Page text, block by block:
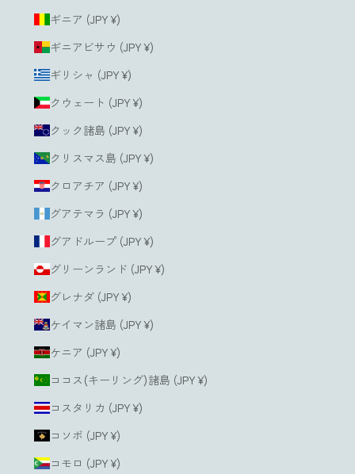
ギニア (JPY ¥)
ギニアビサウ (JPY ¥)
ギリシャ (JPY ¥)
クウェート (JPY ¥)
クック諸島 (JPY ¥)
クリスマス島 (JPY ¥)
クロアチア (JPY ¥)
グアテマラ (JPY ¥)
グアドループ (JPY ¥)
グリーンランド (JPY ¥)
グレナダ (JPY ¥)
ケイマン諸島 (JPY ¥)
ケニア (JPY ¥)
ココス(キーリング)諸島 (JPY ¥)
コスタリカ (JPY ¥)
コソボ (JPY ¥)
コモロ (JPY ¥)